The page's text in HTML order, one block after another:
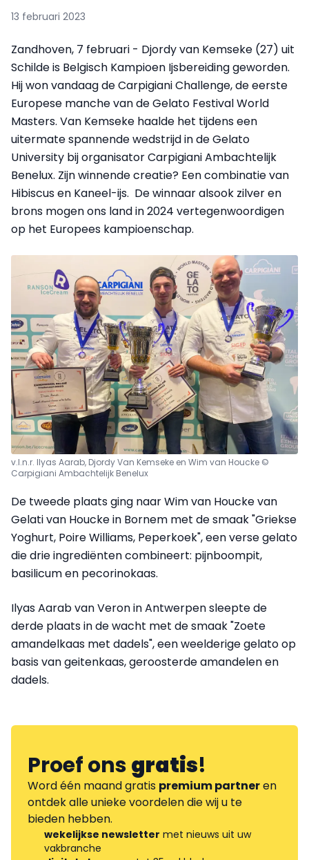
13 februari 2023
Zandhoven, 7 februari - Djordy van Kemseke (27) uit
Schilde is Belgisch Kampioen Ijsbereiding geworden.
Hij won vandaag de Carpigiani Challenge, de eerste
Europese manche van de Gelato Festival World
Masters. Van Kemseke haalde het tijdens een
uitermate spannende wedstrijd in de Gelato
University bij organisator Carpigiani Ambachtelijk
Benelux. Zijn winnende creatie? Een combinatie van
Hibiscus en Kaneel-ijs. ​ De winnaar alsook zilver en
brons mogen ons land in 2024 vertegenwoordigen
op het Europees kampioenschap. ​ ​ ​
v.l.n.r. Ilyas Aarab, Djordy Van Kemseke en Wim van Houcke ©
Carpigiani Ambachtelijk Benelux
De tweede plaats ging naar Wim van Houcke van
Gelati van Houcke in Bornem met de smaak "Griekse
Yoghurt, Poire Williams, Peperkoek", een verse gelato
die drie ingrediënten combineert: pijnboompit,
basilicum en pecorinokaas.
Ilyas Aarab van Veron in Antwerpen sleepte de
derde plaats in de wacht met de smaak "Zoete
amandelkaas met dadels", een weelderige gelato op
basis van geitenkaas, geroosterde amandelen en
dadels.
Proef onsgratis!
Word één maand gratis premium partneren
ontdek alle unieke voordelen die wij u te
bieden hebben.
wekelijkse newsletter met nieuws uit uw
vakbranche